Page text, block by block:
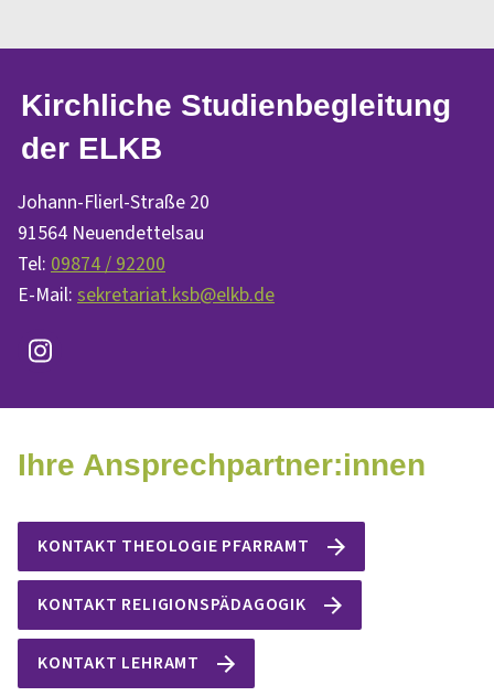
Kirchliche Studienbegleitung
der ELKB
Johann-Flierl-Straße 20
91564 Neuendettelsau
Tel: 09874 / 92200
E-Mail: sekretariat.ksb@elkb.de
Ihre Ansprechpartner:innen
KONTAKT THEOLOGIE PFARRAMT
KONTAKT RELIGIONSPÄDAGOGIK
KONTAKT LEHRAMT